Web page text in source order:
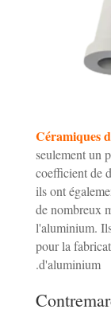
Céramiques
seulement un
coefficient de
ils ont
de nombreux
l'aluminium.
pour la
d'aluminium.